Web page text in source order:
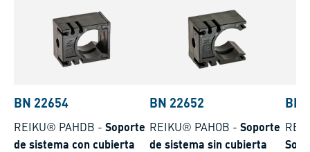
BN 22654
REIKU® PAHDB - Soporte
de sistema con cubierta
BN 22652
REIKU® PAHOB - Soporte
de sistema sin cubierta
BN